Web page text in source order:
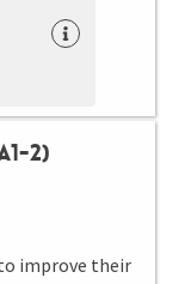
2)
improve their